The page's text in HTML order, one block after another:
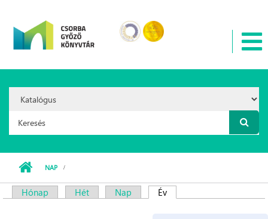
Option:
Keresés űrlap
NAP
Hónap Hét Nap Év(aktív fül)